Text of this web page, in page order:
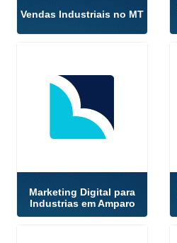
Vendas Industriais no MT
Marketing Digital para
Industrias em Amparo